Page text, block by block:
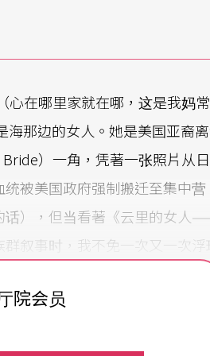
在哪里家就在哪，这是我妈常
那边的女人。她是美国亚裔
）一角，凭著一张照片从日
被美国政府强制搬迁至集中营
话），但当看著《云里的女人
叙事时，我不免一次又一次浮
种在不同历史脉络中彼此呼应的
命史，究竟与过往所见，以家
院会员